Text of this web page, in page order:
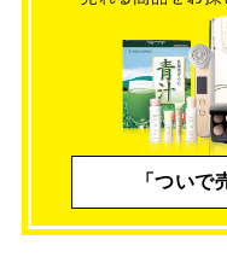
「ついで